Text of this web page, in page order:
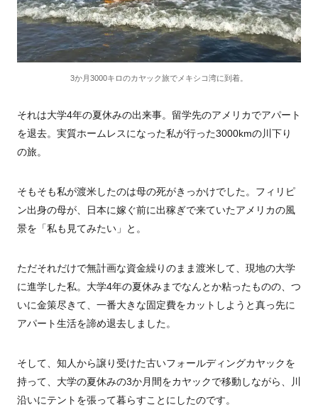
3か月3000キロのカヤック旅でメキシコ湾に到着。
それは大学4年の夏休みの出来事。留学先のアメリカでアパート
を退去。実質ホームレスになった私が行った3000kmの川下り
の旅。
そもそも私が渡米したのは母の死がきっかけでした。フィリピ
ン出身の母が、日本に嫁ぐ前に出稼ぎで来ていたアメリカの風
景を「私も見てみたい」と。
ただそれだけで無計画な資金繰りのまま渡米して、現地の大学
に進学した私。大学4年の夏休みまでなんとか粘ったものの、つ
いに金策尽きて、一番大きな固定費をカットしようと真っ先に
アパート生活を諦め退去しました。
そして、知人から譲り受けた古いフォールディングカヤックを
持って、大学の夏休みの3か月間をカヤックで移動しながら、川
沿いにテントを張って暮らすことにしたのです。